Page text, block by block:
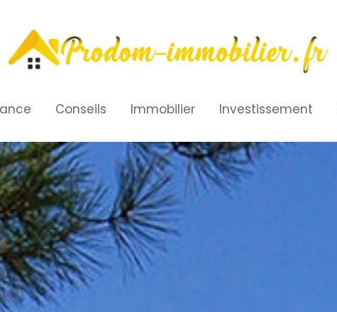
Conseils Immobilier Investissement